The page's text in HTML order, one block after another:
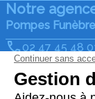
Notre
Pompes
02 47 45 48
Pompes